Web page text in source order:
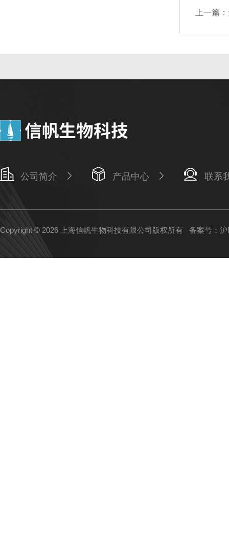
上一篇：
公司简介 产品中心 联系
Copyright © 2026 上海信帆生物科技有限公司版权所有 备案号：